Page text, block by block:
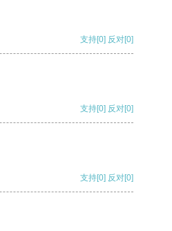
支持[0] 反对[0]
支持[0] 反对[0]
支持[0] 反对[0]